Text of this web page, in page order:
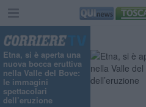
Etna, si è aperta una
nuova bocca eruttiva
nella Valle del Bove:
le immagini
spettacolari
dell’eruzione